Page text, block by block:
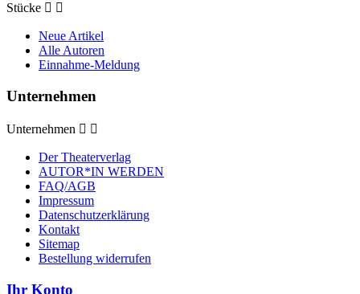
Stücke  
Neue Artikel
Alle Autoren
Einnahme-Meldung
Unternehmen
Unternehmen  
Der Theaterverlag
AUTOR*IN WERDEN
FAQ/AGB
Impressum
Datenschutzerklärung
Kontakt
Sitemap
Bestellung widerrufen
Ihr Konto